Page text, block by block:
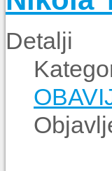
Detalji